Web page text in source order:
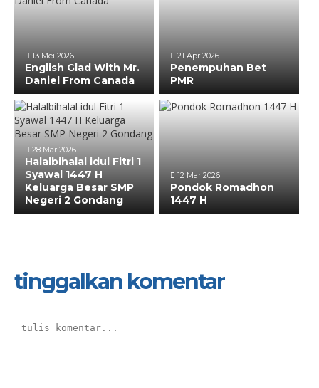
13 Mei 2026
English Glad With Mr.
Daniel From Canada
21 Apr 2026
Penempuhan Bet
PMR
28 Mar 2026
Halalbihalal idul Fitri 1
Syawal 1447 H
Keluarga Besar SMP
Negeri 2 Gondang
12 Mar 2026
Pondok Romadhon
1447 H
tinggalkan komentar